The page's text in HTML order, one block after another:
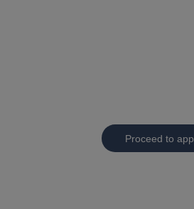
Proceed to app